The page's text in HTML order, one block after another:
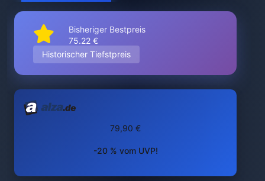
Bisheriger Bestpreis
75.22 €
Historischer Tiefstpreis
79,90 €
-20 % vom UVP!